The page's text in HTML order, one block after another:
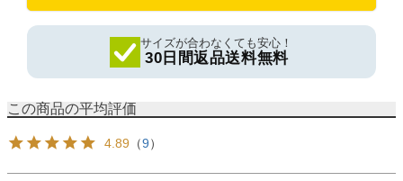
サイズが合わなくても安心！
30日間返品送料無料
4.89 （9）